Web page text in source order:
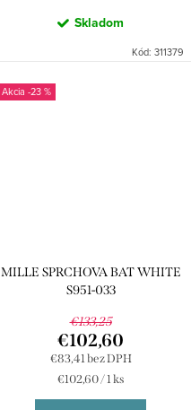
Skladom
Kód: 311379
-23 %
MILLE SPRCHOVA BAT WHITE
S951-033
€133,25
€83,41 bez DPH
€102,60
Jednotková
€102,60 / 1 ks